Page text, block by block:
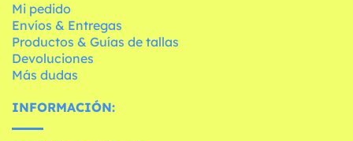
Mi pedido
Envíos & Entregas
Productos & Guías de tallas
Devoluciones
Más dudas
INFORMACIÓN: